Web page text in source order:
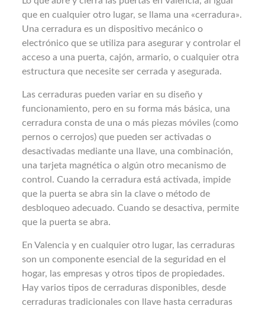
que en cualquier otro lugar, se llama una «cerradura».
Una cerradura es un dispositivo mecánico o
electrónico que se utiliza para asegurar y controlar el
acceso a una puerta, cajón, armario, o cualquier otra
estructura que necesite ser cerrada y asegurada.
Las cerraduras pueden variar en su diseño y
funcionamiento, pero en su forma más básica, una
cerradura consta de una o más piezas móviles (como
pernos o cerrojos) que pueden ser activadas o
desactivadas mediante una llave, una combinación,
una tarjeta magnética o algún otro mecanismo de
control. Cuando la cerradura está activada, impide
que la puerta se abra sin la clave o método de
desbloqueo adecuado. Cuando se desactiva, permite
que la puerta se abra.
En Valencia y en cualquier otro lugar, las cerraduras
son un componente esencial de la seguridad en el
hogar, las empresas y otros tipos de propiedades.
Hay varios tipos de cerraduras disponibles, desde
cerraduras tradicionales con llave hasta cerraduras